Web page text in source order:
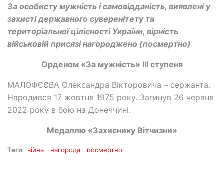
За особисту мужність і самовідданість, виявлені у
захисті державного суверенітету та
територіальної цілісності України, вірність
військовій присязі нагороджено (посмертно)
Орденом «За мужність» ІІІ ступеня
МАЛОФЄЄВА Олександра Вікторовича – сержанта.
Народився 17 жовтня 1975 року. Загинув 26 червня
2022 року в бою на Донеччині.
Медаллю «Захиснику Вітчизни»
Теги війна нагорода посмертно